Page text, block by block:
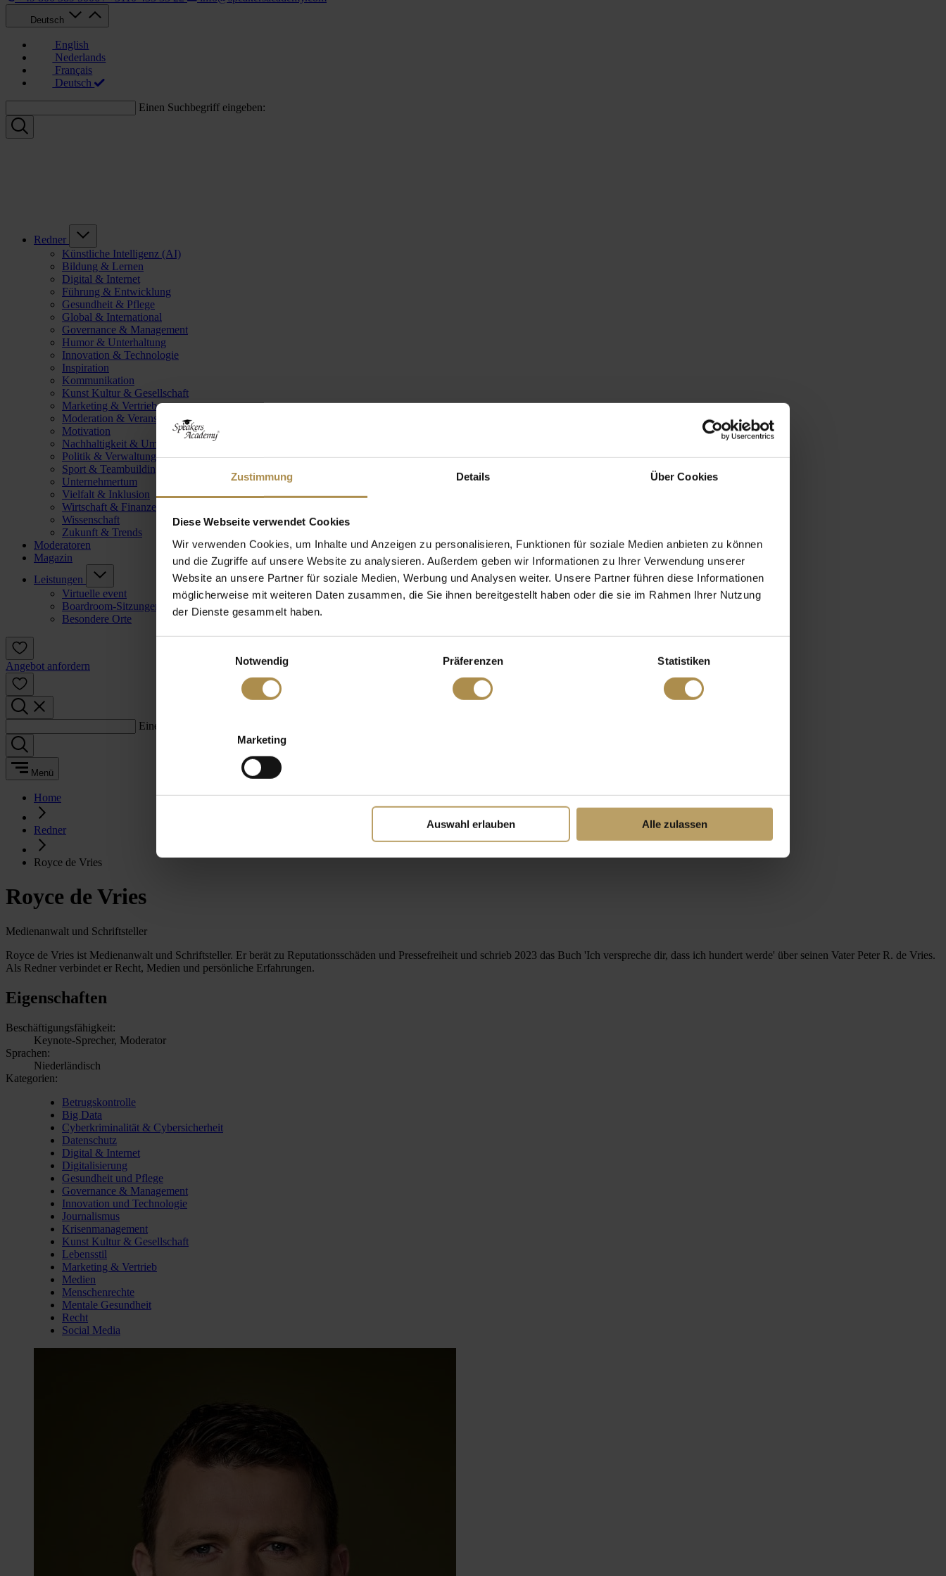
Zustimmung Details Über Cookies
Diese Webseite verwendet Cookies
Wir verwenden Cookies, um Inhalte und Anzeigen zu personalisieren, Funktionen für soziale Medien anbieten zu können
und die Zugriffe auf unsere Website zu analysieren. Außerdem geben wir Informationen zu Ihrer Verwendung unserer
Website an unsere Partner für soziale Medien, Werbung und Analysen weiter. Unsere Partner führen diese Informationen
möglicherweise mit weiteren Daten zusammen, die Sie ihnen bereitgestellt haben oder die sie im Rahmen Ihrer Nutzung
der Dienste gesammelt haben.
Notwendig
Präferenzen Statistiken
Marketing
Auswahl erlauben Alle zulassen
Deutsch
English
Nederlands
Français
Deutsch
Einen Suchbegriff eingeben:
Redner
Künstliche Intelligenz (AI)
Bildung & Lernen
Digital & Internet
Führung & Entwicklung
Gesundheit & Pflege
Global & International
Governance & Management
Humor & Unterhaltung
Innovation & Technologie
Inspiration
Kommunikation
Kunst Kultur & Gesellschaft
Marketing & Vertrieb
Moderation & Veranstaltungsleitung
Motivation
Nachhaltigkeit & Umwelt
Politik & Verwaltung
Sport & Teambuilding
Unternehmertum
Vielfalt & Inklusion
Wirtschaft & Finanzen
Wissenschaft
Zukunft & Trends
Moderatoren
Magazin
Leistungen
Virtuelle event
Boardroom-Sitzungen
Besondere Orte
Angebot anfordern
Einen Suchbegriff eingeben:
Menü
Home
Redner
Royce de Vries
Royce de Vries
Medienanwalt und Schriftsteller
Royce de Vries ist Medienanwalt und Schriftsteller. Er berät zu Reputationsschäden und Pressefreiheit und schrieb 2023 das Buch 'Ich verspreche dir, dass ich hundert werde' über seinen Vater Peter R. de Vries.
Als Redner verbindet er Recht, Medien und persönliche Erfahrungen.
Eigenschaften
Beschäftigungsfähigkeit:
Keynote-Sprecher, Moderator
Sprachen:
Niederländisch
Kategorien:
Betrugskontrolle
Big Data
Cyberkriminalität & Cybersicherheit
Datenschutz
Digital & Internet
Digitalisierung
Gesundheit und Pflege
Governance & Management
Innovation und Technologie
Journalismus
Krisenmanagement
Kunst Kultur & Gesellschaft
Lebensstil
Marketing & Vertrieb
Medien
Menschenrechte
Mentale Gesundheit
Recht
Social Media